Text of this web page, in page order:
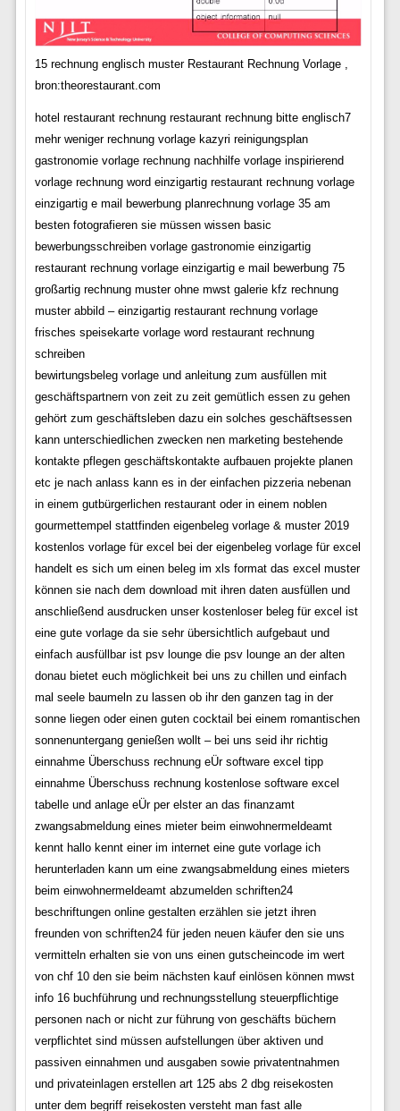
15 rechnung englisch muster Restaurant Rechnung Vorlage ,
bron:theorestaurant.com
hotel restaurant rechnung restaurant rechnung bitte englisch7
mehr weniger rechnung vorlage kazyri reinigungsplan
gastronomie vorlage rechnung nachhilfe vorlage inspirierend
vorlage rechnung word einzigartig restaurant rechnung vorlage
einzigartig e mail bewerbung planrechnung vorlage 35 am
besten fotografieren sie müssen wissen basic
bewerbungsschreiben vorlage gastronomie einzigartig
restaurant rechnung vorlage einzigartig e mail bewerbung 75
großartig rechnung muster ohne mwst galerie kfz rechnung
muster abbild – einzigartig restaurant rechnung vorlage
frisches speisekarte vorlage word restaurant rechnung
schreiben
bewirtungsbeleg vorlage und anleitung zum ausfüllen mit
geschäftspartnern von zeit zu zeit gemütlich essen zu gehen
gehört zum geschäftsleben dazu ein solches geschäftsessen
kann unterschiedlichen zwecken nen marketing bestehende
kontakte pflegen geschäftskontakte aufbauen projekte planen
etc je nach anlass kann es in der einfachen pizzeria nebenan
in einem gutbürgerlichen restaurant oder in einem noblen
gourmettempel stattfinden eigenbeleg vorlage & muster 2019
kostenlos vorlage für excel bei der eigenbeleg vorlage für excel
handelt es sich um einen beleg im xls format das excel muster
können sie nach dem download mit ihren daten ausfüllen und
anschließend ausdrucken unser kostenloser beleg für excel ist
eine gute vorlage da sie sehr übersichtlich aufgebaut und
einfach ausfüllbar ist psv lounge die psv lounge an der alten
donau bietet euch möglichkeit bei uns zu chillen und einfach
mal seele baumeln zu lassen ob ihr den ganzen tag in der
sonne liegen oder einen guten cocktail bei einem romantischen
sonnenuntergang genießen wollt – bei uns seid ihr richtig
einnahme Überschuss rechnung eÜr software excel tipp
einnahme Überschuss rechnung kostenlose software excel
tabelle und anlage eÜr per elster an das finanzamt
zwangsabmeldung eines mieter beim einwohnermeldeamt
kennt hallo kennt einer im internet eine gute vorlage ich
herunterladen kann um eine zwangsabmeldung eines mieters
beim einwohnermeldeamt abzumelden schriften24
beschriftungen online gestalten erzählen sie jetzt ihren
freunden von schriften24 für jeden neuen käufer den sie uns
vermitteln erhalten sie von uns einen gutscheincode im wert
von chf 10 den sie beim nächsten kauf einlösen können mwst
info 16 buchführung und rechnungsstellung steuerpflichtige
personen nach or nicht zur führung von geschäfts büchern
verpflichtet sind müssen aufstellungen über aktiven und
passiven einnahmen und ausgaben sowie privatentnahmen
und privateinlagen erstellen art 125 abs 2 dbg reisekosten
unter dem begriff reisekosten versteht man fast alle